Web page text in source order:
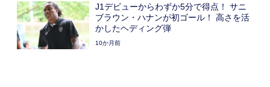
高校サッカー
動画
J1デビューからわずか5分で得点！ サニ
ブラウン・ハナンが初ゴール！ 高さを活
かしたヘディング弾
10か月前